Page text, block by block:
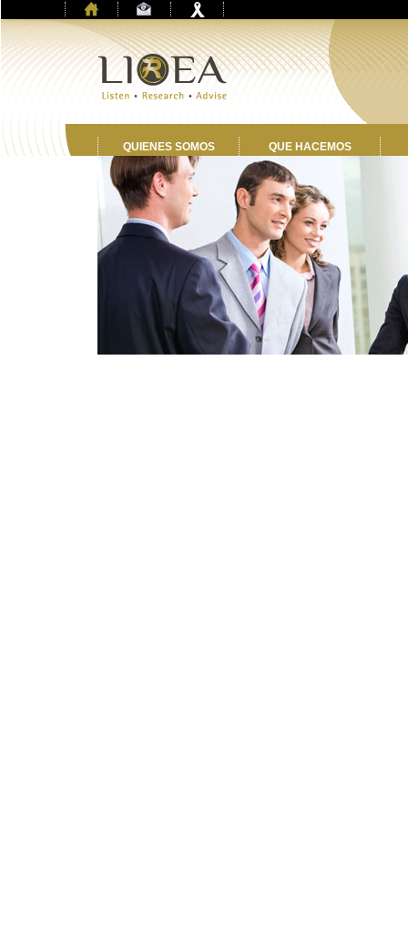
QUIENES SOMOS QUE HACEMOS